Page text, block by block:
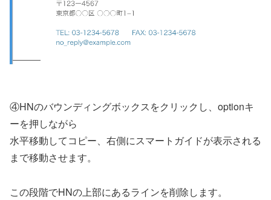
④HNのバウンディングボックスをクリックし、optionキ
ーを押しながら
水平移動してコピー、右側にスマートガイドが表示される
まで移動させます。
この段階でHNの上部にあるラインを削除します。